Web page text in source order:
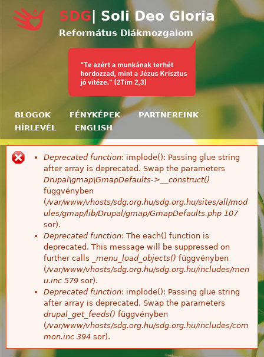
Ugrás a tartalomra
SDG | Soli Deo Gloria
Református Diákmozgalom
BLOGOK FÉNYKÉPEK
PARTNEREINK
HÍRLEVÉL
ENGLISH
Hibaüzenet
Deprecated function: implode(): Passing glue string
after array is deprecated. Swap the parameters
Drupal\gmap\GmapDefaults->__construct()
függvényben
(/var/www/vhosts/sdg.org.hu/sdg.org.hu/sites/all/mod
ules/gmap/lib/Drupal/gmap/GmapDefaults.php 107
sor).
Deprecated function: The each() function is
deprecated. This message will be suppressed on
further calls
_menu_load_objects() függvényben
(/var/www/vhosts/sdg.org.hu/sdg.org.hu/includes/men
u.inc 579 sor).
Deprecated function: implode(): Passing glue string
after array is deprecated. Swap the parameters
drupal_get_feeds() függvényben
(/var/www/vhosts/sdg.org.hu/sdg.org.hu/includes/com
mon.inc 394 sor).